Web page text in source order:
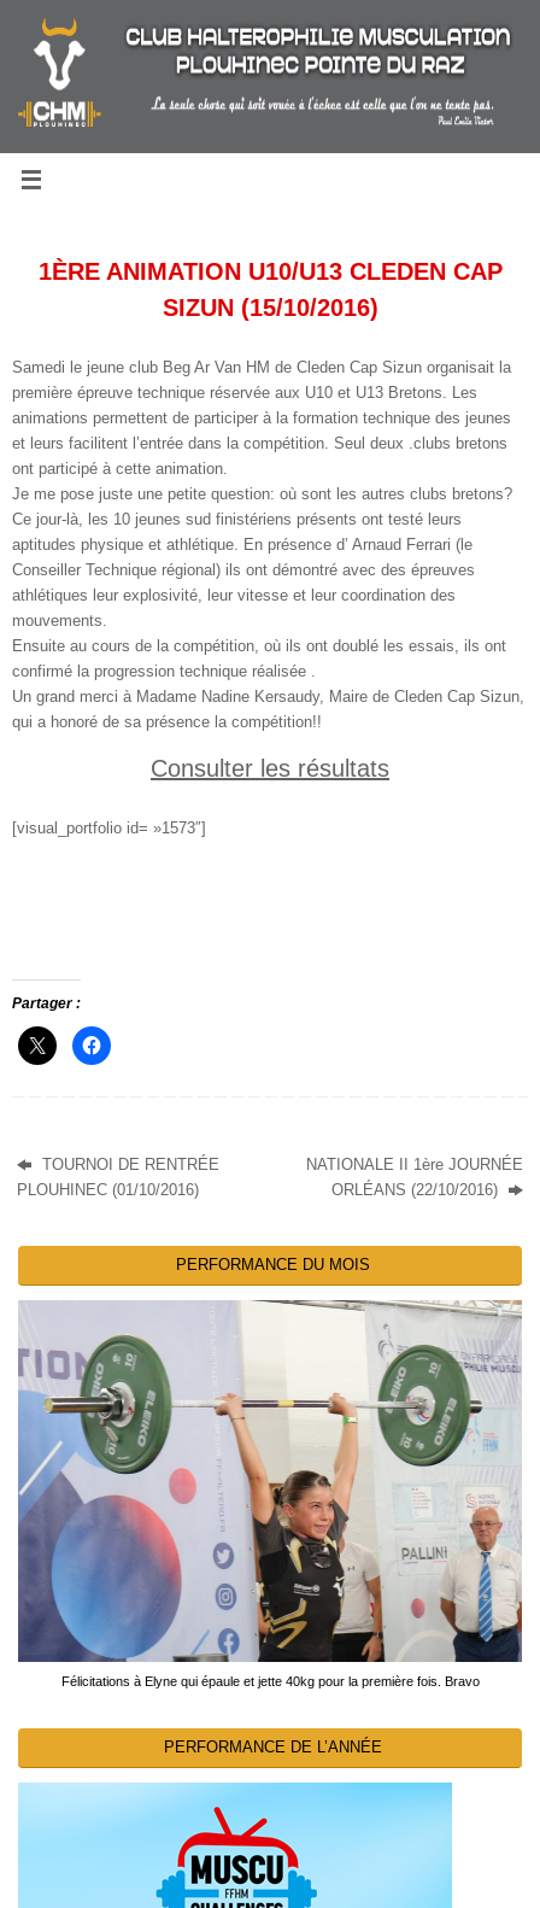
contenu
1ÈRE ANIMATION U10/U13 CLEDEN CAP
SIZUN (15/10/2016)
Samedi le jeune club Beg Ar Van HM de Cleden Cap Sizun organisait la
première épreuve technique réservée aux U10 et U13 Bretons. Les
animations permettent de participer à la formation technique des jeunes
et leurs facilitent l’entrée dans la compétition . Seul deux .clubs bretons
ont participé à cette animation.
Je me pose juste une petite question: où sont les autres clubs bretons?
Ce jour-là, les 10 jeunes sud finistériens présents ont testé leurs
aptitudes physique et athlétique. En présence d’ Arnaud Ferrari (le
Conseiller Technique régional) ils ont démontré avec des épreuves
athlétiques leur explosivité, leur vitesse et leur coordination des
mouvements.
Ensuite au cours de la compétition, où ils ont doublé les essais, ils ont
confirmé la progression technique réalisée .
Un grand merci à Madame Nadine Kersaudy, Maire de Cleden Cap Sizun,
qui a honoré de sa présence la compétition!!
Consulter les résultats
[visual_portfolio id= »1573″]
Partager :
TOURNOI DE RENTRÉE
PLOUHINEC (01/10/2016)
NATIONALE II 1ère JOURNÉE
ORLÉANS (22/10/2016)
PERFORMANCE DU MOIS
Félicitations à Elyne qui épaule et jette 40kg pour la première fois. Bravo
PERFORMANCE DE L’ANNÉE